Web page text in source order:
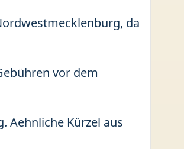
da
vor dem
Aehnliche Kürzel aus